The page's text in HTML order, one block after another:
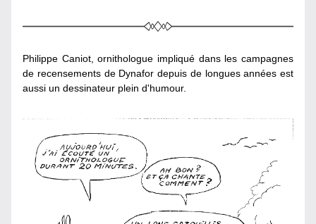
Philippe Caniot, ornithologue impliqué dans les campagnes
de recensements de Dynafor depuis de longues années est
aussi un dessinateur plein d'humour.